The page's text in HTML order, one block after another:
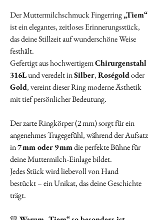
Der Muttermilchschmuck Fingerring„Tiem“
ist ein elegantes, zeitloses Erinnerungsstück,
das deine Stillzeit auf wunderschöne Weise
festhält.
Gefertigt aus hochwertigemChirurgenstahl
316Lund veredelt inSilber,Roségoldoder
Gold, vereint dieser Ring moderne Ästhetik
mit tief persönlicher Bedeutung.
Der zarte Ringkörper (2 mm) sorgt für ein
angenehmes Tragegefühl, während der Aufsatz
in7 mm oder 9 mmdie perfekte Bühne für
deine Muttermilch‑Einlage bildet.
Jedes Stück wird liebevoll von Hand
bestückt – ein Unikat, das deine Geschichte
trägt.